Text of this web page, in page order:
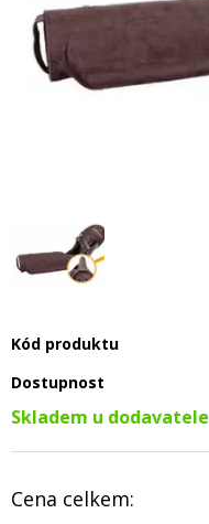
Kód produktu
Dostupnost
Skladem u dodavatele
Cena celkem: